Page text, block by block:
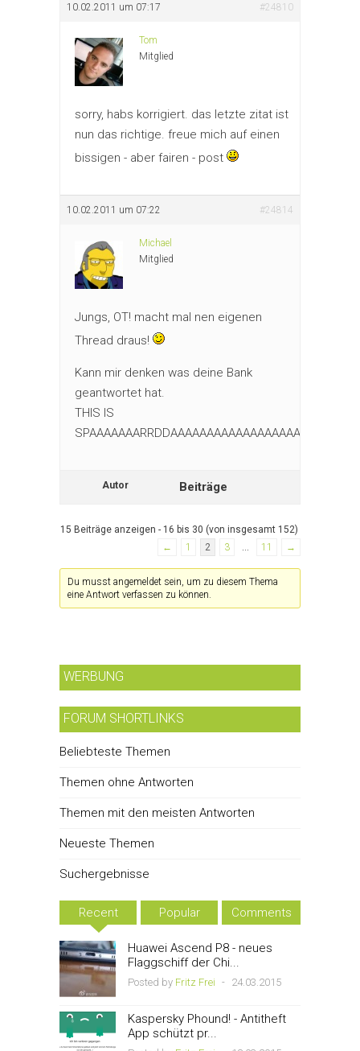
10.02.2011 um 07:17 #24810
Tom
Mitglied
sorry, habs korrigiert. das letzte zitat ist
nun das richtige. freue mich auf einen
bissigen - aber fairen - post
10.02.2011 um 07:22 #24814
Michael
Mitglied
Jungs, OT! macht mal nen eigenen
Thread draus!
Kann mir denken was deine Bank
geantwortet hat.
THIS IS
SPAAAAAAARRDDAAAAAAAAAAAAAAAAAAAAAA!!
Autor Beiträge
15 Beiträge anzeigen - 16 bis 30 (von insgesamt 152)
←
1 2 3 11 →
Du musst angemeldet sein, um zu diesem Thema
eine Antwort verfassen zu können.
WERBUNG
FORUM SHORTLINKS
Beliebteste Themen
Themen ohne Antworten
Themen mit den meisten Antworten
Neueste Themen
Suchergebnisse
Recent Popular Comments
Huawei Ascend P8 - neues
Flaggschiff der Chi...
Posted by Fritz Frei - 24.03.2015
Kaspersky Phound! - Antitheft
App schützt pr...